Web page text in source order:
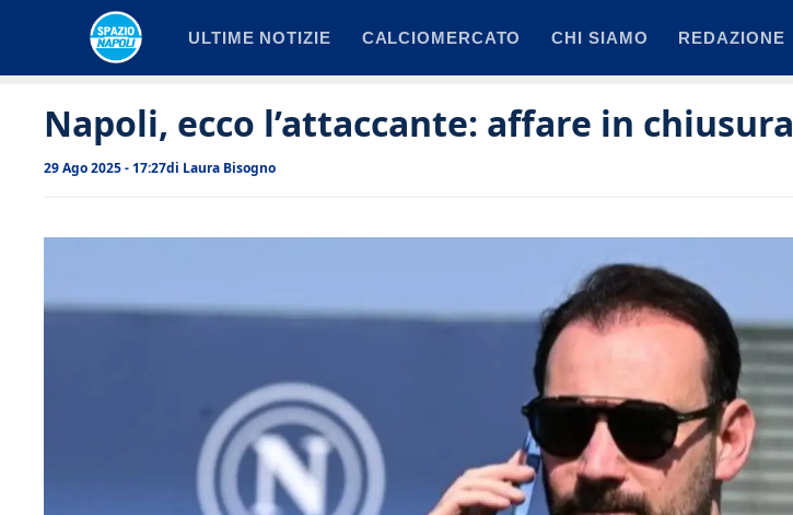
ULTIME NOTIZIE CALCIOMERCATO CHI SIAMO REDAZIONE
Napoli, ecco l’attaccante: affare in chiusura
29 Ago 2025 - 17:27di Laura Bisogno